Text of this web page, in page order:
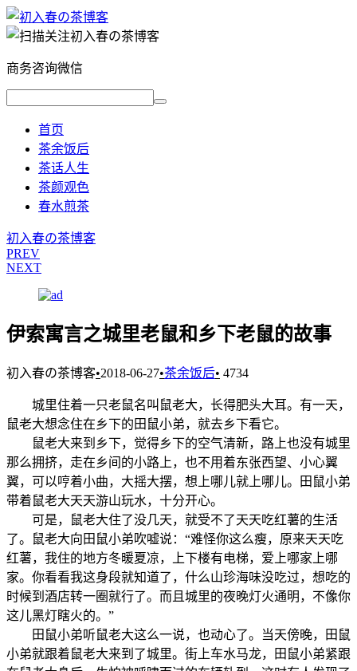
商务咨询微信
首页
茶余饭后
茶话人生
茶颜观色
春水煎茶
初入春の茶博客
PREV
NEXT
伊索寓言之城里老鼠和乡下老鼠的故事
初入春の茶博客•2018-06-27•茶余饭后• 4734
城里住着一只老鼠名叫鼠老大，长得肥头大耳。有一天，
鼠老大想念住在乡下的田鼠小弟，就去乡下看它。
鼠老大来到乡下，觉得乡下的空气清新，路上也没有城里
那么拥挤，走在乡间的小路上，也不用着东张西望、小心翼
翼，可以哼着小曲，大摇大摆，想上哪儿就上哪儿。田鼠小弟
带着鼠老大天天游山玩水，十分开心。
可是，鼠老大住了没几天，就受不了天天吃红薯的生活
了。鼠老大向田鼠小弟吹嘘说：“难怪你这么瘦，原来天天吃
红薯，我住的地方冬暖夏凉，上下楼有电梯，爱上哪家上哪
家。你看看我这身段就知道了，什么山珍海味没吃过，想吃的
时候到酒店转一圈就行了。而且城里的夜晚灯火通明，不像你
这儿黑灯瞎火的。”
田鼠小弟听鼠老大这么一说，也动心了。当天傍晚，田鼠
小弟就跟着鼠老大来到了城里。街上车水马龙，田鼠小弟紧跟